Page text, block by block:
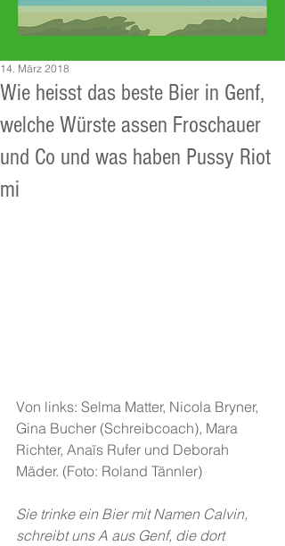
Wie heisst das beste Bier in Genf,
welche Würste assen Froschauer
und Co und was haben Pussy Riot
mi
14. März 2018
Von links: Selma Matter, Nicola Bryner,
Gina Bucher (Schreibcoach), Mara
Richter, Anaïs Rufer und Deborah
Mäder. (Foto: Roland Tännler)
Sie trinke ein Bier mit Namen Calvin,
schreibt uns A aus Genf, die dort